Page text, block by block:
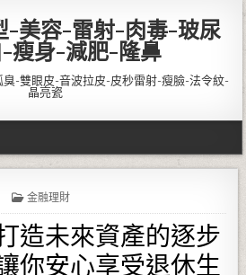
-美容-雷射-肉毒-玻尿
瘦身-減肥-隆鼻
-雙眼皮-音波拉皮-皮秒雷射-瘦臉-法令紋-
晶亮瓷
POSTED IN
金融理財
造未來資產的逐步
你安心享受退休生